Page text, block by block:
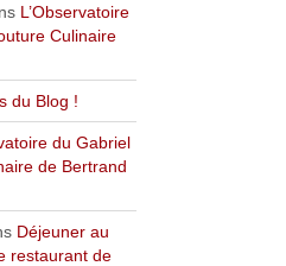
L’Observatoire
Culinaire
du Blog !
du Gabriel
de Bertrand
Déjeuner au
restaurant de